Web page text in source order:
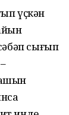
үҫкән
сығып